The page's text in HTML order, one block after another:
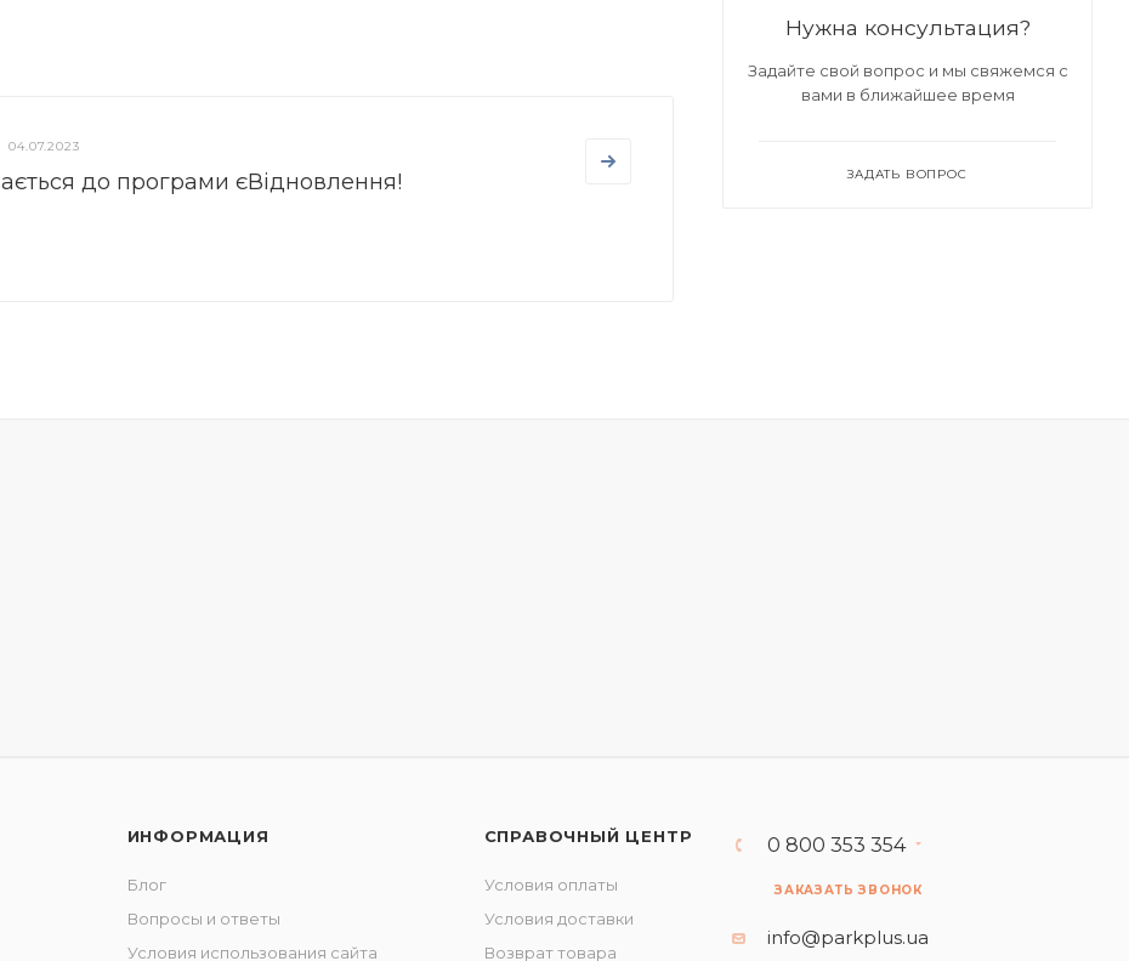
04.07.2023
до програми єВідновлення!
Нужна консультация?
Задайте свой вопрос и мы свяжемся с
вами в ближайшее время
ЗАДАТЬ ВОПРОС
ИНФОРМАЦИЯ
Блог
Вопросы и ответы
Условия использования сайта
СПРАВОЧНЫЙ ЦЕНТР
Условия оплаты
Условия доставки
Возврат товара
0 800 353 354
ЗАКАЗАТЬ ЗВОНОК
info@parkplus.ua